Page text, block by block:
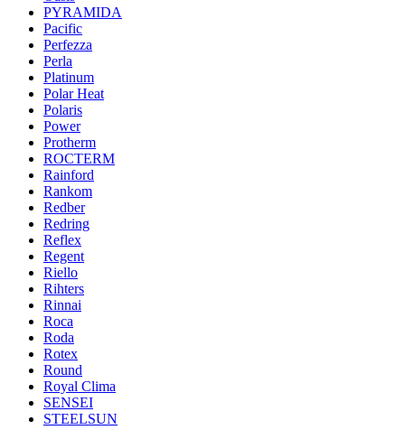
PYRAMIDA
Pacific
Perfezza
Perla
Platinum
Polar Heat
Polaris
Power
Protherm
ROCTERM
Rainford
Rankom
Redber
Redring
Reflex
Regent
Riello
Rihters
Rinnai
Roca
Roda
Rotex
Round
Royal Clima
SENSEI
STEELSUN